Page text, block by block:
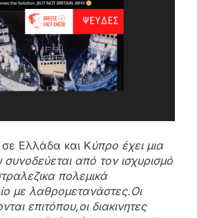
Ελλάδα και Κύπρο έχει μια
από τον ισχυρισμό
πολεμικά
με λαθρομετανάστες.Οι
επιτόπου,οι διακινητες